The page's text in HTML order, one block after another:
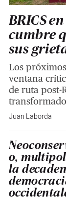
BRICS
cumbre
sus
Los
ventana
de ruta post-
Juan Laborda
o,
la